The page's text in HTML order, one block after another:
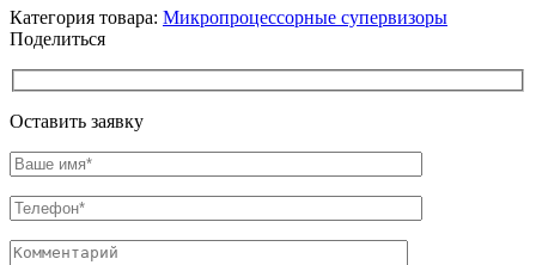
Категория товара: Микропроцессорные супервизоры
Поделиться
Оставить заявку